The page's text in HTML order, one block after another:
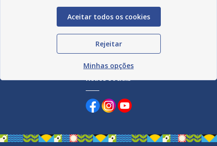
Redes Sociais
Aceitar todos os cookies
Rejeitar
Minhas opções